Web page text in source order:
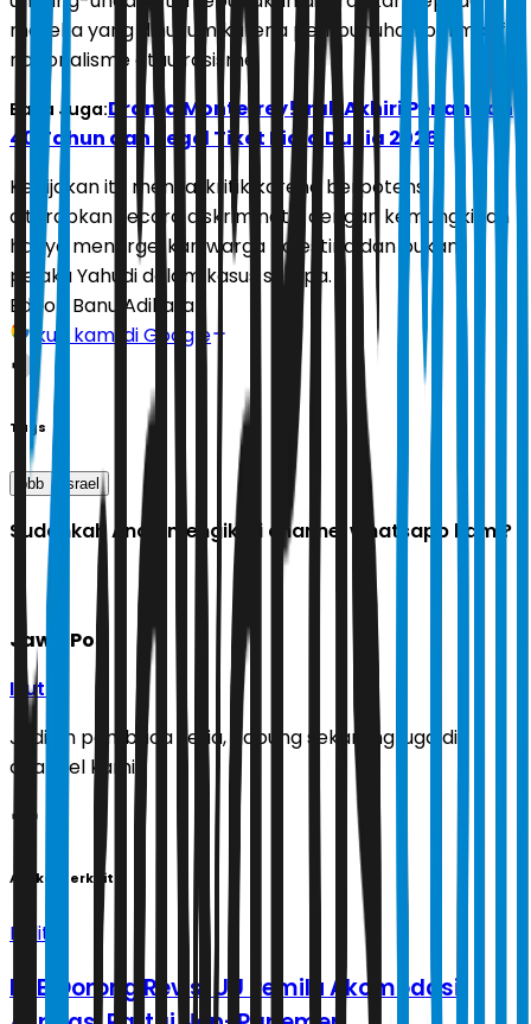
mereka yang dihukum karena pembunuhan bermotif
nasionalisme atau rasisme.
Baca Juga:Drama Monterrey! Irak Akhiri Penantian
40 Tahun dan Segel Tiket Piala Dunia 2026
Kebijakan itu menuai kritik karena berpotensi
diterapkan secara diskriminatif, dengan kemungkinan
hanya menargetkan warga Palestina dan bukan
pelaku Yahudi dalam kasus serupa.
Editor: Banu Adikara
Ikuti kami di Google
Tags
pbb israel
Sudahkah Anda mengikuti channel whatsapp kami?
Jawa Pos
Ikuti
Jadilah pembaca setia, gabung sekarang juga di
channel kami!
Artikel Terkait
Politik
PBB Dorong Revisi UU Pemilu Akomodasi